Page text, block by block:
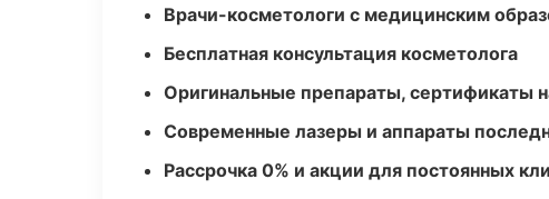
Врачи-косметологи с медицинским
Бесплатная консультация косметолога
Оригинальные препараты, сертификаты
Современные лазеры и аппараты
Рассрочка 0% и акции для постоянных